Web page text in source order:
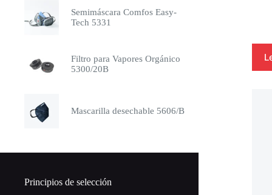
Semimáscara Comfos Easy-
Tech 5331
Filtro para Vapores Orgánico
5300/20B
Mascarilla desechable 5606/B
Principios de selección